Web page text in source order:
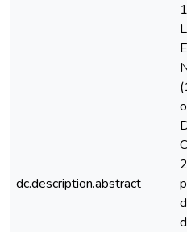
dc.description.abstract